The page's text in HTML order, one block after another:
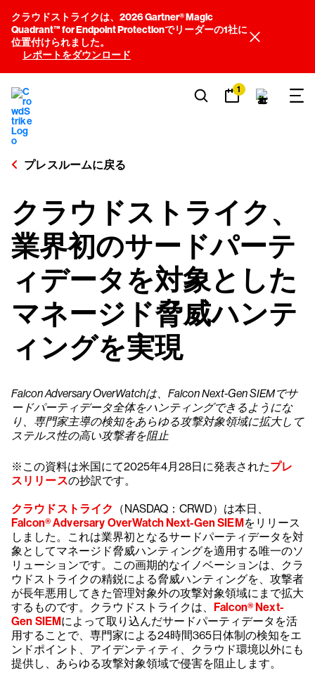
クラウドストライクは、2026 Gartner® Magic
Quadrant™ for Endpoint Protectionでリーダーの1社に
位置付けられました。
レポートをダウンロード
1
プレスルームに戻る
クラウドストライク、
業界初のサードパーテ
ィデータを対象とした
マネージド脅威ハンテ
ィングを実現
Falcon Adversary OverWatchは、Falcon Next-Gen SIEMでサ
ードパーティデータ全体をハンティングできるようにな
り、専門家主導の検知をあらゆる攻撃対象領域に拡大して
ステルス性の高い攻撃者を阻止
※この資料は米国にて2025年4月28日に発表されたプレ
スリリースの抄訳です。
クラウドストライク
（NASDAQ：CRWD）は本日、
Falcon® Adversary OverWatch Next-Gen SIEMをリリース
しました。これは業界初となるサードパーティデータを対
象としてマネージド脅威ハンティングを適用する唯一のソ
リューションです。この画期的なイノベーションは、クラ
ウドストライクの精鋭による脅威ハンティングを、攻撃者
が長年悪用してきた管理対象外の攻撃対象領域にまで拡大
するものです。クラウドストライクは、 Falcon® Next-
Gen SIEMによって取り込んだサードパーティデータを活
用することで、専門家による24時間365日体制の検知をエ
ンドポイント、アイデンティティ、クラウド環境以外にも
提供し、あらゆる攻撃対象領域で侵害を阻止します。